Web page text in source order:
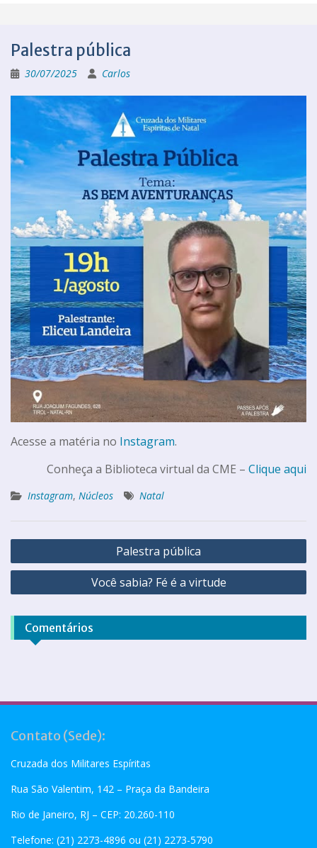
Palestra pública
30/07/2025 Carlos
Acesse a matéria no Instagram.
Conheça a Biblioteca virtual da CME – Clique aqui
Instagram, Núcleos Natal
Palestra pública
Você sabia? Fé é a virtude
Comentários
Contato (Sede):
Cruzada dos Militares Espíritas
Rua São Valentim, 142 – Praça da Bandeira
Rio de Janeiro, RJ – CEP: 20.260-110
Telefone: (21) 2273-4896 ou (21) 2273-5790